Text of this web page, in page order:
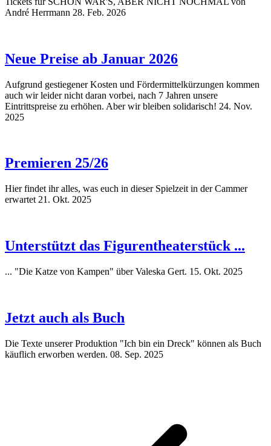
André Herrmann 28. Feb. 2026
Neue Preise ab Januar 2026
Aufgrund gestiegener Kosten und Fördermittelkürzungen kommen
auch wir leider nicht daran vorbei, nach 7 Jahren unsere
Eintrittspreise zu erhöhen. Aber wir bleiben solidarisch! 24. Nov.
2025
Premieren 25/26
Hier findet ihr alles, was euch in dieser Spielzeit in der Cammer
erwartet 21. Okt. 2025
Unterstützt das Figurentheaterstück ...
... "Die Katze von Kampen" über Valeska Gert. 15. Okt. 2025
Jetzt auch als Buch
Die Texte unserer Produktion "Ich bin ein Dreck" können als Buch
käuflich erworben werden. 08. Sep. 2025